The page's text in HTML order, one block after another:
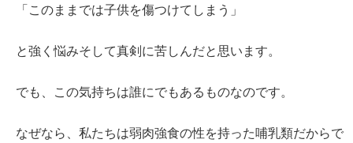
「このままでは子供を傷つけてしまう」
と強く悩みそして真剣に苦しんだと思います。
でも、この気持ちは誰にでもあるものなのです。
なぜなら、私たちは弱肉強食の性を持った哺乳類だからで